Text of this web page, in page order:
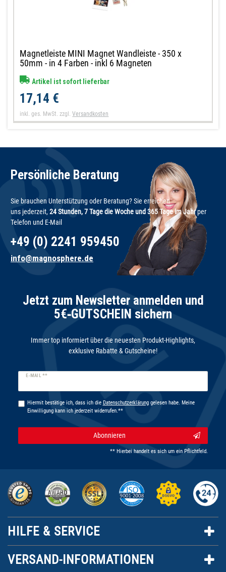
Magnetleiste MINI Magnet Wandleiste - 350 x
50mm - in 4 Farben - inkl 6 Magneten
Artikel ist sofort lieferbar
17,14 €
inkl. ges. MwSt. zzgl.Versandkosten
Persönliche Beratung
Sie brauchen Unterstützung oder Beratung? Sie erreichen
uns jederzeit, 24 Stunden, 7 Tage die Woche und 365 Tage im Jahrper
Telefon und E-Mail
+49 (0) 2241 959450
info@magnosphere.de
Jetzt zum Newsletter anmelden und
5€‑GUTSCHEIN sichern
Immer top informiert über die neuesten Produkt-Highlights,
exklusive Rabatte & Gutscheine!
E-MAIL **
Newsletter
Hiermit bestätige ich, dass ich die Daten­schutz­erklärunggelesen habe. Meine
Einwilligung kann ich jederzeit widerrufen.**
Abonnieren
** Hierbei handelt es sich um ein Pflichtfeld.
HILFE & SERVICE
VERSAND-INFORMATIONEN